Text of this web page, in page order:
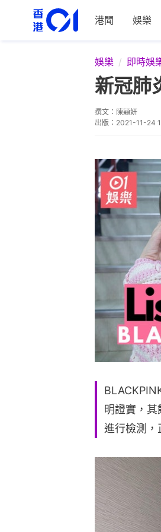
港聞 娛樂
娛樂 即時娛
新冠肺
撰文： 陳穎妍
出版： 2021-11-24
明證實，
進行檢測，